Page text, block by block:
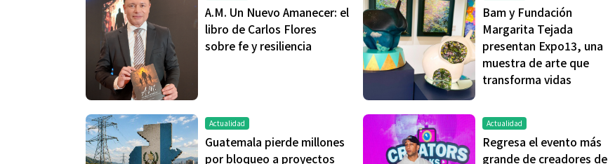
A.M. Un Nuevo Amanecer: el
libro de Carlos Flores
sobre fe y resiliencia
Bam y Fundación
Margarita Tejada
presentan Expo13, una
muestra de arte que
transforma vidas
Actualidad
Guatemala pierde millones
por bloqueo a proyectos
Actualidad
Regresa el evento más
grande de creadores de